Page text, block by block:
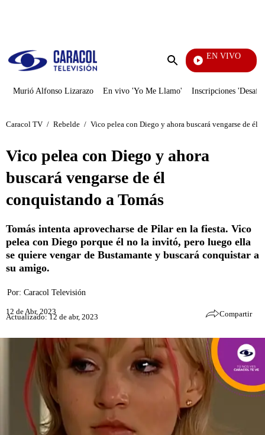
Enviar
EN VIVO
Televentas
Murió Alfonso Lizarazo En vivo 'Yo Me Llamo' Inscripciones
Caracol TV / Rebelde / Vico pelea con Diego y ahora buscará vengarse de él
Vico pelea con Diego y ahora
buscará vengarse de él
conquistando a Tomás
Tomás intenta aprovecharse de Pilar en la fiesta. Vico
pelea con Diego porque él no la invitó, pero luego ella
se quiere vengar de Bustamante y buscará conquistar a
su amigo.
Por: Caracol Televisión
12 de Abr, 2023
Actualizado: 12 de abr, 2023 Compartir